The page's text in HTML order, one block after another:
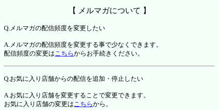
【 メルマガについて 】
Q.メルマガの配信頻度を変更したい
A.メルマガの配信頻度を変更する事で少なくできます。
配信頻度の変更はこちらからお手続きください。
Q.お気に入り店舗からの配信を追加・停止したい
A.お気に入り店舗を変更することで変更できます。
お気に入り店舗の変更はこちらから。